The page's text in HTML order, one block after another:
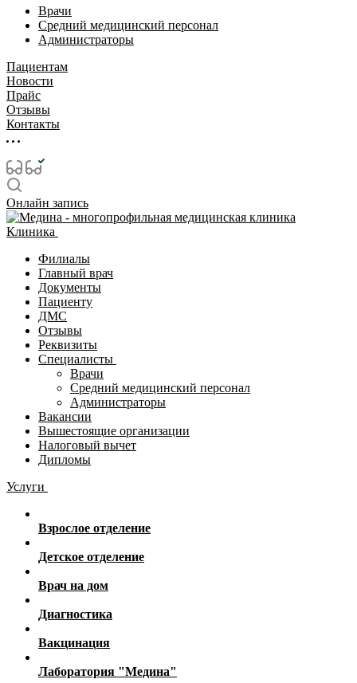
Врачи
Средний медицинский персонал
Администраторы
Пациентам
Новости
Прайс
Отзывы
Контакты
Онлайн запись
Клиника
Филиалы
Главный врач
Документы
Пациенту
ДМС
Отзывы
Реквизиты
Специалисты
Врачи
Средний медицинский персонал
Администраторы
Вакансии
Вышестоящие организации
Налоговый вычет
Дипломы
Услуги
Взрослое отделение
Детское отделение
Врач на дом
Диагностика
Вакцинация
Лаборатория "Медина"